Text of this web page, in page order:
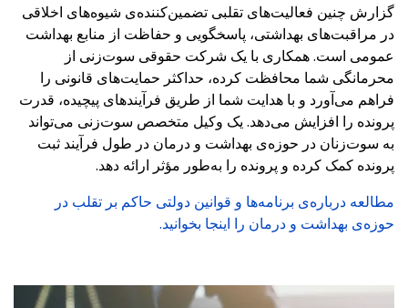
گزارش چنین فعالیت‌های تقلبی تضمین‌کننده‌ی شیوه‌های اخلاقی
در مراقبت‌های بهداشتی، پاسخگویی و حفاظت از منابع بهداشت
عمومی است. همکاری با یک شرکت حقوقی سوت‌زنی از
محرمانگی شما محافظت کرده، حداکثر حمایت‌های قانونی را
فراهم می‌آورد و با هدایت شما از طریق فرآیندهای پیچیده، قدرت
پرونده را افزایش می‌دهد. یک وکیل متخصص سوت‌زنی می‌تواند
به سوت‌زنان در حوزه‌ی بهداشت و درمان در طول فرآیند ثبت
پرونده کمک کرده و پرونده را به‌طور مؤثر ارائه دهد.
مطالعه درباره‌ی برنامه‌ها و قوانین دولتی حاکم بر تقلب در
حوزه‌ی بهداشت و درمان را اینجا بخوانید.